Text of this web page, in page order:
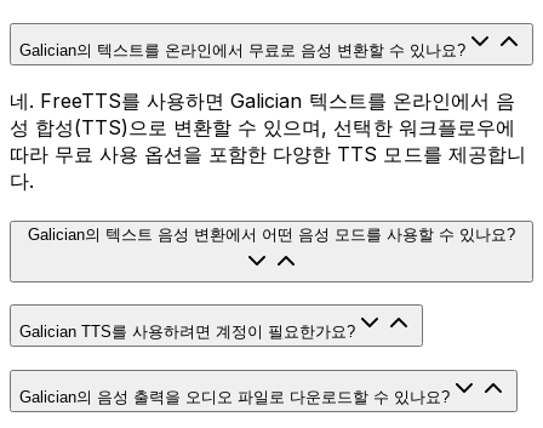
Galician의 텍스트를 온라인에서 무료로 음성 변환할 수 있나요?
네. FreeTTS를 사용하면 Galician 텍스트를 온라인에서 음
성 합성(TTS)으로 변환할 수 있으며, 선택한 워크플로우에
따라 무료 사용 옵션을 포함한 다양한 TTS 모드를 제공합니
다.
Galician의 텍스트 음성 변환에서 어떤 음성 모드를 사용할 수 있나요?
Galician TTS를 사용하려면 계정이 필요한가요?
Galician의 음성 출력을 오디오 파일로 다운로드할 수 있나요?